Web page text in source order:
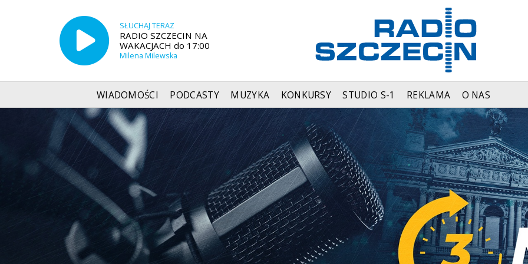
SŁUCHAJ TERAZ
RADIO SZCZECIN NA
WAKACJACH do 17:00
Milena Milewska
WIADOMOŚCI PODCASTY MUZYKA KONKURSY STUDIO S-1 REKLAMA O NAS